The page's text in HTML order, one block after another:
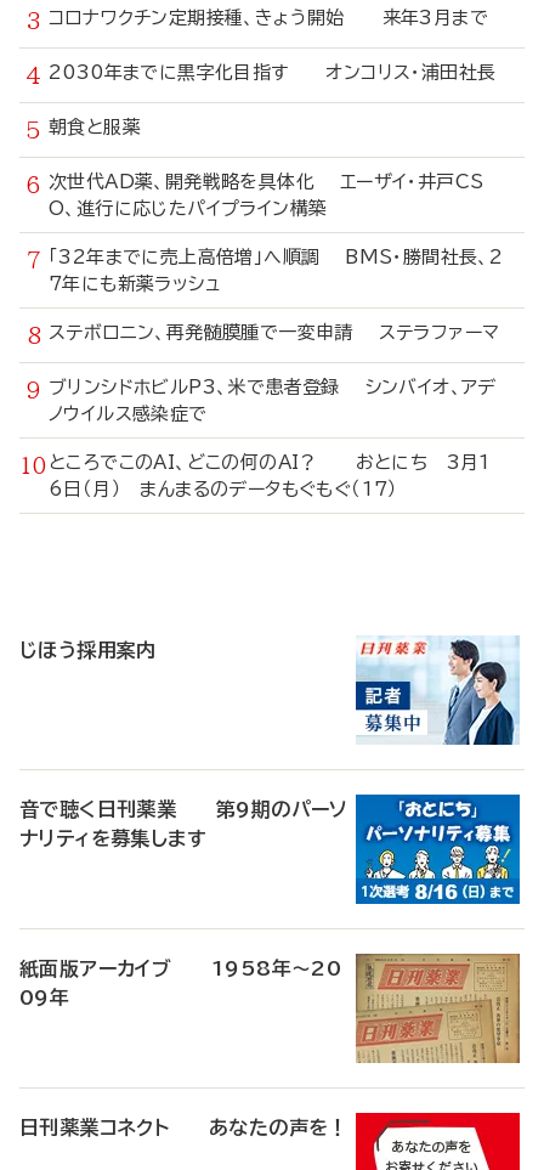
コロナワクチン定期接種、きょう開始 来年3月まで
2030年までに黒字化目指す オンコリス・浦田社長
朝食と服薬
次世代AD薬、開発戦略を具体化 エーザイ・井戸CS
O、進行に応じたパイプライン構築
「32年までに売上高倍増」へ順調 BMS・勝間社長、2
7年にも新薬ラッシュ
ステボロニン、再発髄膜腫で一変申請 ステラファーマ
ブリンシドホビルP3、米で患者登録 シンバイオ、アデ
ノウイルス感染症で
ところでこのAI、どこの何のAI？ おとにち 3月1
6日（月） まんまるのデータもぐもぐ（17）
じほう採用案内
音で聴く日刊薬業 第9期のパーソ
ナリティを募集します
紙面版アーカイブ 1958年～20
09年
日刊薬業コネクト あなたの声を！